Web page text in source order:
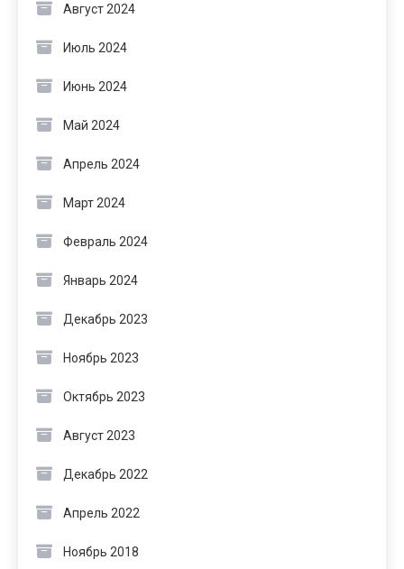
Август 2024
Июль 2024
Июнь 2024
Май 2024
Апрель 2024
Март 2024
Февраль 2024
Январь 2024
Декабрь 2023
Ноябрь 2023
Октябрь 2023
Август 2023
Декабрь 2022
Апрель 2022
Ноябрь 2018